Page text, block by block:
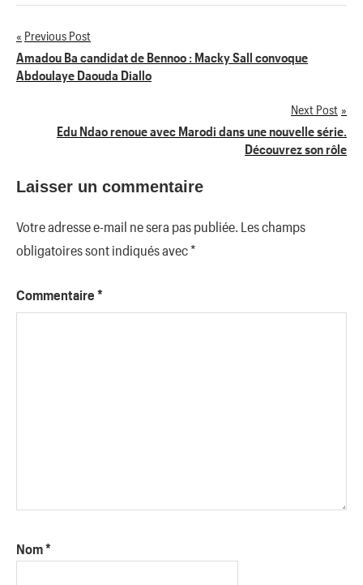
Navigation
de
Previous Post
Amadou Ba candidat de Bennoo : Macky Sall convoque
Abdoulaye Daouda Diallo
Next Post
Edu Ndao renoue avec Marodi dans une nouvelle série.
Découvrez son rôle
Laisser un commentaire
Votre adresse e-mail ne sera pas publiée. Les champs
obligatoires sont indiqués avec*
Commentaire *
Nom*